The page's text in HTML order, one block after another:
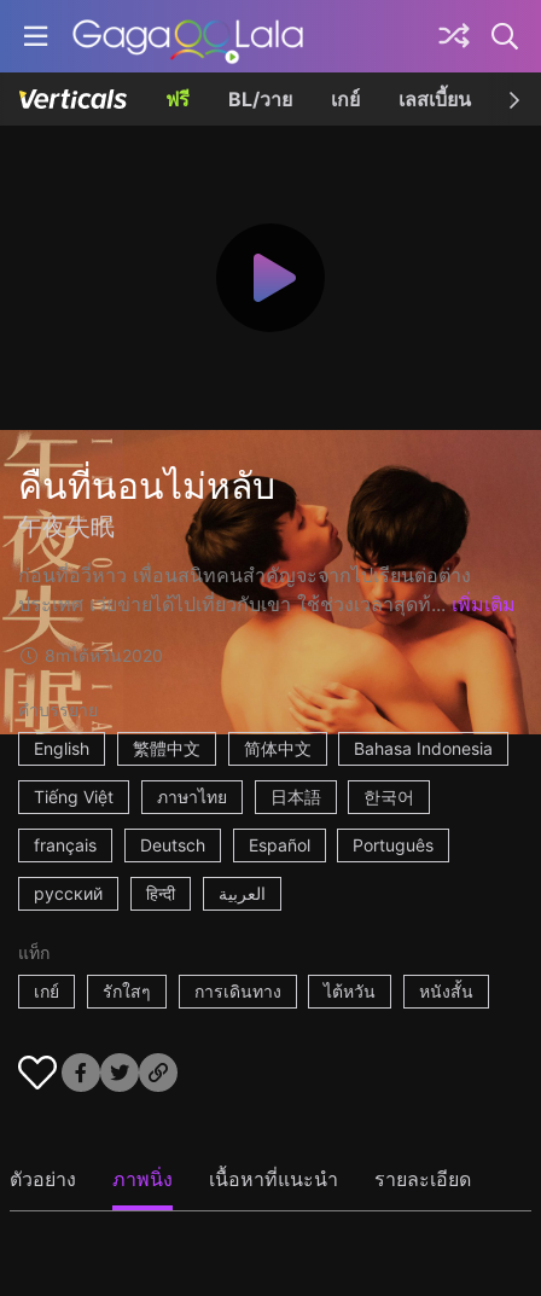
ฟรี BL/วาย เกย์ เลสเบี้ยน เค
คืนที่นอนไม่หลับ
午夜失眠
ก่อนที่อวี่หาว เพื่อนสนิทคนสำคัญจะจากไปเรียนต่อต่าง
ประเทศ เว่ยข่ายได้ไปเที่ยวกับเขา ใช้ช่วงเวลาสุดท้... เพิ่มเติม
8mไต้หวัน2020
คำบรรยาย
English
繁體中文 简体中文 Bahasa Indonesia
Tiếng Việt ภาษาไทย 日本語 한국어
français Deutsch Español Português
русский हिन्दी العربية
แท็ก
เกย์
รักใสๆ การเดินทาง ไต้หวัน หนังสั้น
ตัวอย่าง ภาพนิ่ง เนื้อหาที่แนะนำ รายละเอียด